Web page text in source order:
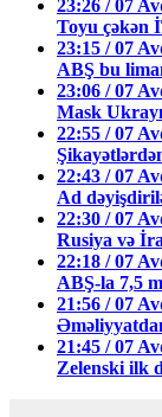
23:26 / 07
Toyu çəkən
23:15 / 07
ABŞ bu
23:06 / 07
Mask
22:55 / 07
22:43 / 07
Ad
22:30 / 07
Rusiya və
22:18 / 07
ABŞ-la 7,5
21:56 / 07
21:45 / 07
Zelenski ilk